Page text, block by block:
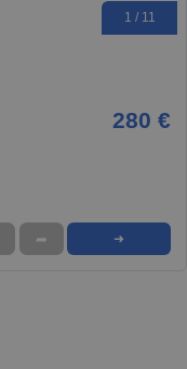
1 / 11
280 €
➦ ➜